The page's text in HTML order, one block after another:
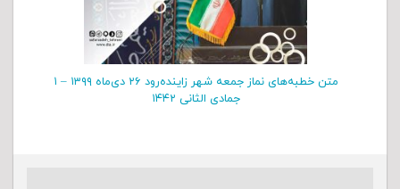
متن خطبه‌های نماز جمعه شهر زاینده‌رود ۲۶ دی‌‌ماه ۱۳۹۹ – ۱
جمادی الثانی ۱۴۴۲